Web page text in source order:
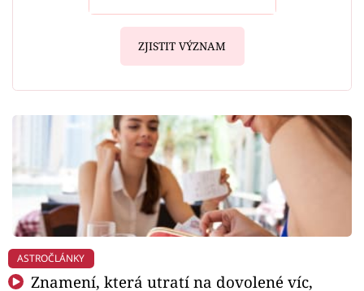
ZJISTIT VÝZNAM
ASTROČLÁNKY
Znamení, která utratí na dovolené víc,